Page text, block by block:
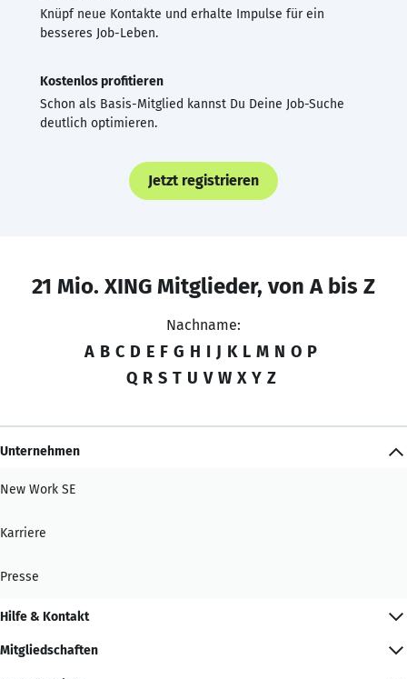
Knüpf neue Kontakte und erhalte Impulse für ein
besseres Job-Leben.
Kostenlos profitieren
Schon als Basis-Mitglied kannst Du Deine Job-Suche
deutlich optimieren.
Jetzt registrieren
21 Mio. XING Mitglieder, von A bis Z
Nachname:
A B C D E F G H I J K L M N O P
Q R S T U V W X Y Z
Unternehmen
New Work SE
Karriere
Presse
Hilfe & Kontakt
Mitgliedschaften